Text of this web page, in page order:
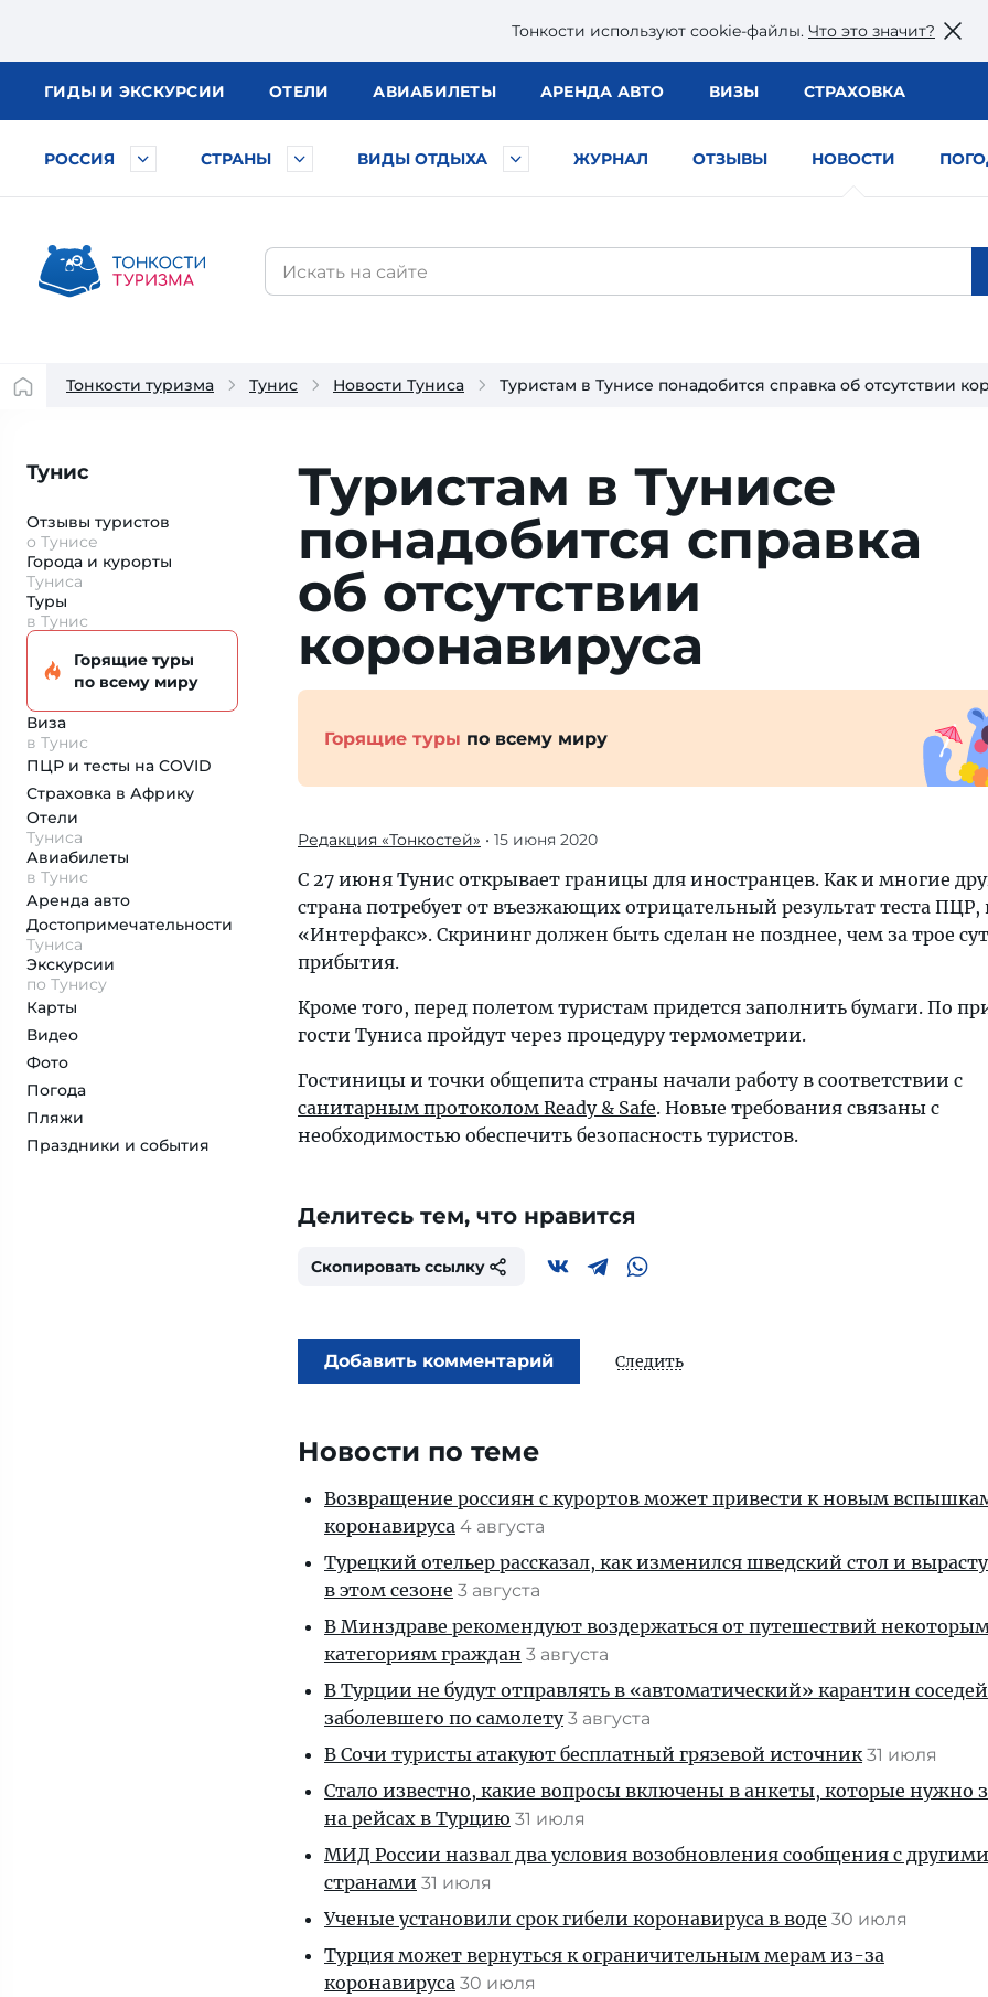
Тонкости используют сookie-файлы. Что это значит?
ГИДЫ И ЭКСКУРСИИ ОТЕЛИ АВИАБИЛЕТЫ АРЕНДА АВТО ВИЗЫ СТРАХОВКА
РОССИЯ СТРАНЫ ВИДЫ ОТДЫХА ЖУРНАЛ ОТЗЫВЫ НОВОСТИ
Тонкости туризма Тунис Новости Туниса Туристам в Тунисе понадобится справка об отсутствии
Тунис
Отзывы туристов
о Тунисе
Города и курорты
Туниса
Туры
в Тунис
Горящие туры
по всему миру
Виза
в Тунис
ПЦР и тесты на COVID
Страховка в Африку
Отели
Туниса
Авиабилеты
в Тунис
Аренда авто
Достопримеча­тельности
Туниса
Экскурсии
по Тунису
Карты
Видео
Фото
Погода
Пляжи
Праздники и события
Туристам в Тунисе
понадобится справка
об отсутствии
коронавируса
Горящие туры по всему миру
Редакция «Тонкостей» • 15 июня 2020
С 27 июня Тунис открывает границы для иностранцев. Как и многие
страна потребует от въезжающих отрицательный результат теста
«Интерфакс». Скрининг должен быть сделан не позднее, чем за трое
прибытия.
Кроме того, перед полетом туристам придется заполнить бумаги. По
гости Туниса пройдут через процедуру термометрии.
Гостиницы и точки общепита страны начали работу в соответствии с
санитарным протоколом Ready & Safe. Новые требования связаны с
необходимостью обеспечить безопасность туристов.
Делитесь тем, что нравится
Скопировать ссылку
Добавить комментарий Следить
Новости по теме
Возвращение россиян с курортов может привести к новым
коронавируса 4 августа
Турецкий отельер рассказал, как изменился шведский стол и
в этом сезоне 3 августа
В Минздраве рекомендуют воздержаться от путешествий
категориям граждан 3 августа
В Турции не будут отправлять в «автоматический» карантин соседей
заболевшего по самолету 3 августа
В Сочи туристы атакуют бесплатный грязевой источник 31 июля
Стало известно, какие вопросы включены в анкеты, которые нужно
на рейсах в Турцию 31 июля
МИД России назвал два условия возобновления сообщения с другими
странами 31 июля
Ученые установили срок гибели коронавируса в воде 30 июля
Турция может вернуться к ограничительным мерам из-за
коронавируса 30 июля